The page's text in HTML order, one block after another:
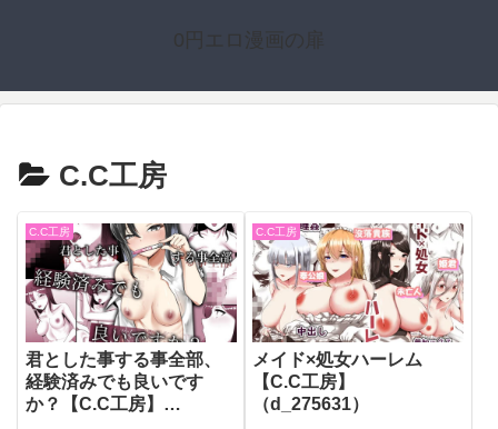
0円エロ漫画の扉
C.C工房
C.C工房
君とした事する事全部、
経験済みでも良いです
か？【C.C工房】
C.C工房
メイド×処女ハーレム
【C.C工房】
（d_275631）